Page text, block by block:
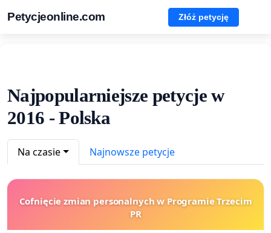
Petycjeonline.com Złóż petycję
Najpopularniejsze petycje w
2016 - Polska
Na czasie Najnowsze petycje
Cofnięcie zmian personalnych w Programie Trzecim
PR